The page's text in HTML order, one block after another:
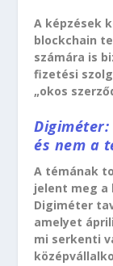
A képzések
blockchain
számára is
fizetési
„okos
és nem a
A témának
jelent meg
Digiméter
amelyet
mi serkenti